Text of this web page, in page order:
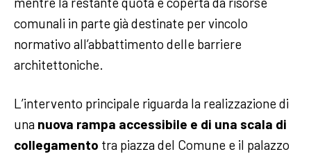
comunali in parte già destinate per vincolo
normativo all’abbattimento delle barriere
architettoniche.
L’intervento principale riguarda la realizzazione di
una nuova rampa accessibile e di una scala di
collegamento tra piazza del Comune e il palazzo